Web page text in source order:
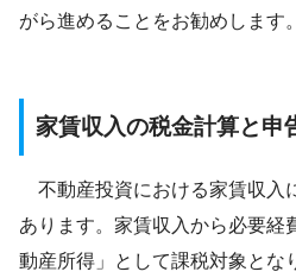
がら進めることをお勧めします。
家賃収入の税金計算と申
不動産投資における家賃収入
あります。家賃収入から必要経
動産所得」として課税対象とな